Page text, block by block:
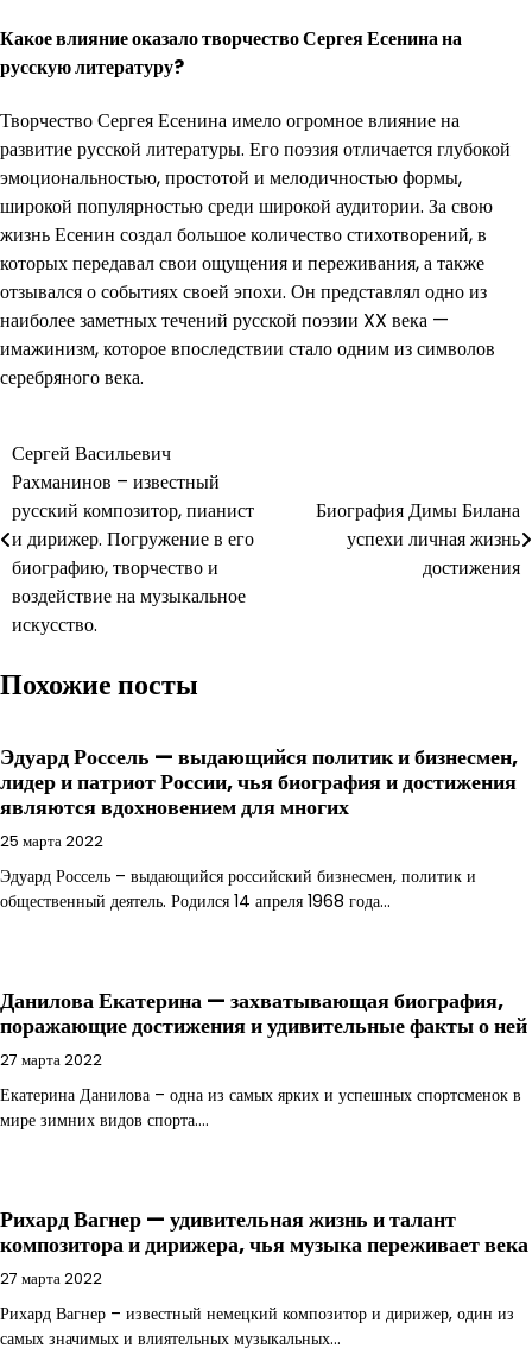
Какое влияние оказало творчество Сергея Есенина на
русскую литературу?
Творчество Сергея Есенина имело огромное влияние на
развитие русской литературы. Его поэзия отличается глубокой
эмоциональностью, простотой и мелодичностью формы,
широкой популярностью среди широкой аудитории. За свою
жизнь Есенин создал большое количество стихотворений, в
которых передавал свои ощущения и переживания, а также
отзывался о событиях своей эпохи. Он представлял одно из
наиболее заметных течений русской поэзии XX века —
имажинизм, которое впоследствии стало одним из символов
серебряного века.
Навигация
по
записям
Сергей Васильевич
Рахманинов – известный
русский композитор, пианист
и дирижер. Погружение в его
биографию, творчество и
воздействие на музыкальное
искусство.
Биография Димы Билана
успехи личная жизнь
достижения
Похожие посты
Эдуард Россель — выдающийся политик и бизнесмен,
лидер и патриот России, чья биография и достижения
являются вдохновением для многих
25 марта 2022
Эдуард Россель – выдающийся российский бизнесмен, политик и
общественный деятель. Родился 14 апреля 1968 года…
Данилова Екатерина — захватывающая биография,
поражающие достижения и удивительные факты о ней
27 марта 2022
Екатерина Данилова – одна из самых ярких и успешных спортсменок в
мире зимних видов спорта.…
Рихард Вагнер — удивительная жизнь и талант
композитора и дирижера, чья музыка переживает века
27 марта 2022
Рихард Вагнер – известный немецкий композитор и дирижер, один из
самых значимых и влиятельных музыкальных…